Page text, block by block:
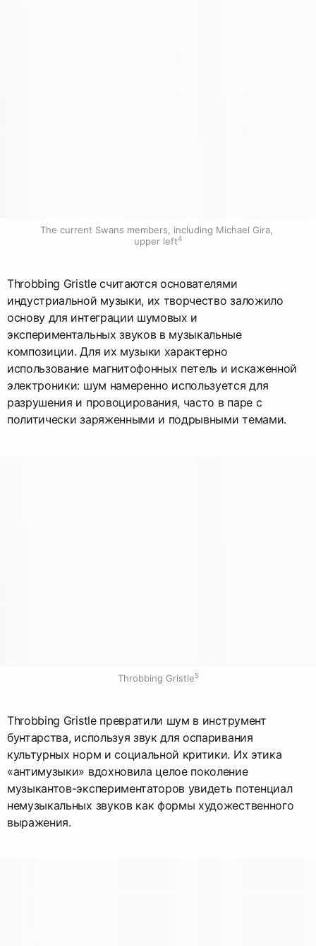
The current Swans members, including Michael Gira,
upper left4
Throbbing Gristle считаются основателями
индустриальной музыки, их творчество заложило
основу для интеграции шумовых и
экспериментальных звуков в музыкальные
композиции. Для их музыки характерно
использование магнитофонных петель и искаженной
электроники: шум намеренно используется для
разрушения и провоцирования, часто в паре с
политически заряженными и подрывными темами.
Throbbing Gristle5
Throbbing Gristle превратили шум в инструмент
бунтарства, используя звук для оспаривания
культурных норм и социальной критики. Их этика
«антимузыки» вдохновила целое поколение
музыкантов-экспериментаторов увидеть потенциал
немузыкальных звуков как формы художественного
выражения.